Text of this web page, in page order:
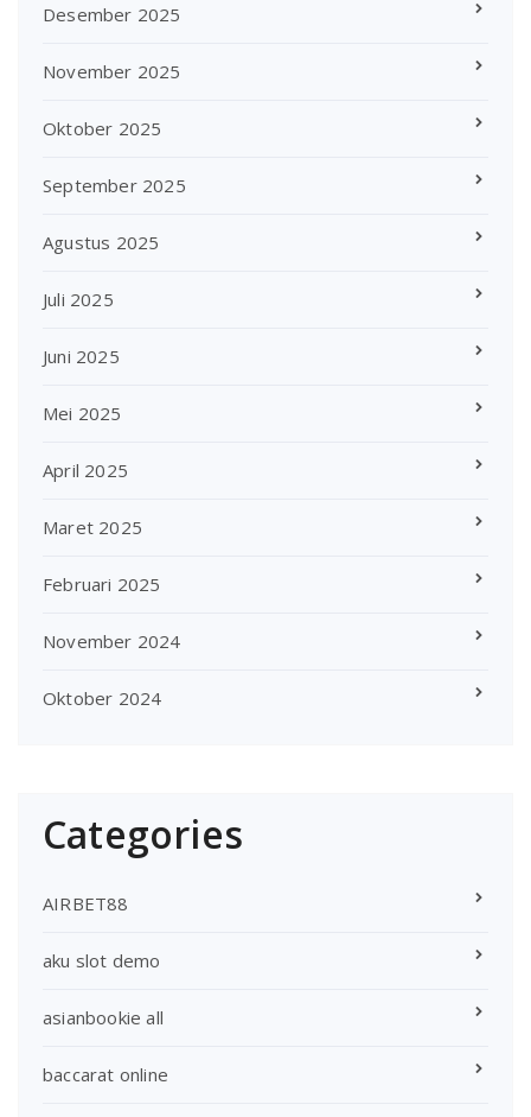
Desember 2025
November 2025
Oktober 2025
September 2025
Agustus 2025
Juli 2025
Juni 2025
Mei 2025
April 2025
Maret 2025
Februari 2025
November 2024
Oktober 2024
Categories
AIRBET88
aku slot demo
asianbookie all
baccarat online